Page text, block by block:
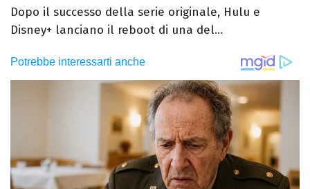
Dopo il successo della serie originale, Hulu e
Disney+ lanciano il reboot di una del...